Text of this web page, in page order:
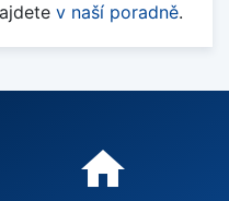
v naší poradně.
home